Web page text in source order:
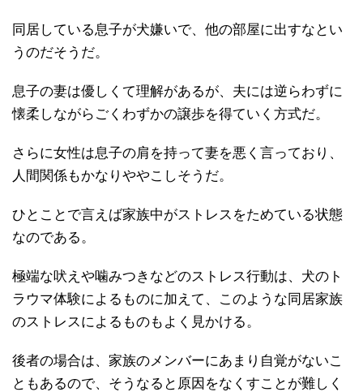
同居している息子が犬嫌いで、他の部屋に出すなとい
うのだそうだ。
息子の妻は優しくて理解があるが、夫には逆らわずに
懐柔しながらごくわずかの譲歩を得ていく方式だ。
さらに女性は息子の肩を持って妻を悪く言っており、
人間関係もかなりややこしそうだ。
ひとことで言えば家族中がストレスをためている状態
なのである。
極端な吠えや噛みつきなどのストレス行動は、犬のト
ラウマ体験によるものに加えて、このような同居家族
のストレスによるものもよく見かける。
後者の場合は、家族のメンバーにあまり自覚がないこ
ともあるので、そうなると原因をなくすことが難しく